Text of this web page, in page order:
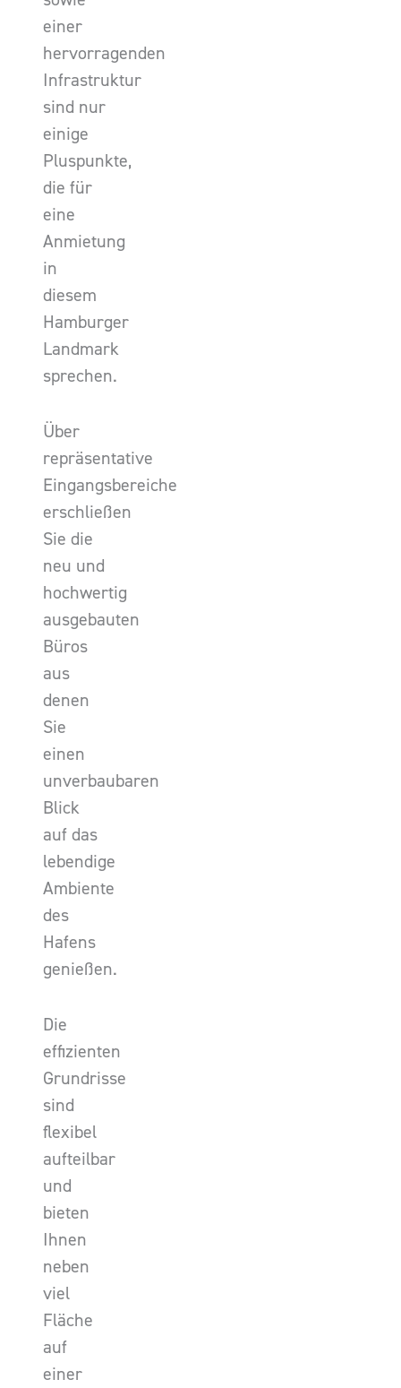
einer
hervorragenden
Infrastruktur
sind nur
einige
Pluspunkte,
die für
eine
Anmietung
in
diesem
Hamburger
Landmark
sprechen.
Über
repräsentative
Eingangsbereiche
erschließen
Sie die
neu und
hochwertig
ausgebauten
Büros
aus
denen
Sie
einen
unverbaubaren
Blick
auf das
lebendige
Ambiente
des
Hafens
genießen.
Die
effizienten
Grundrisse
sind
flexibel
aufteilbar
und
bieten
Ihnen
neben
viel
Fläche
auf
einer